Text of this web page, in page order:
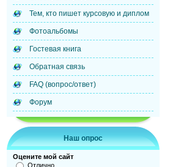
Тем, кто пишет курсовую и диплом
Фотоальбомы
Гостевая книга
Обратная связь
FAQ (вопрос/ответ)
Форум
Наш опрос
Оцените мой сайт
Отлично